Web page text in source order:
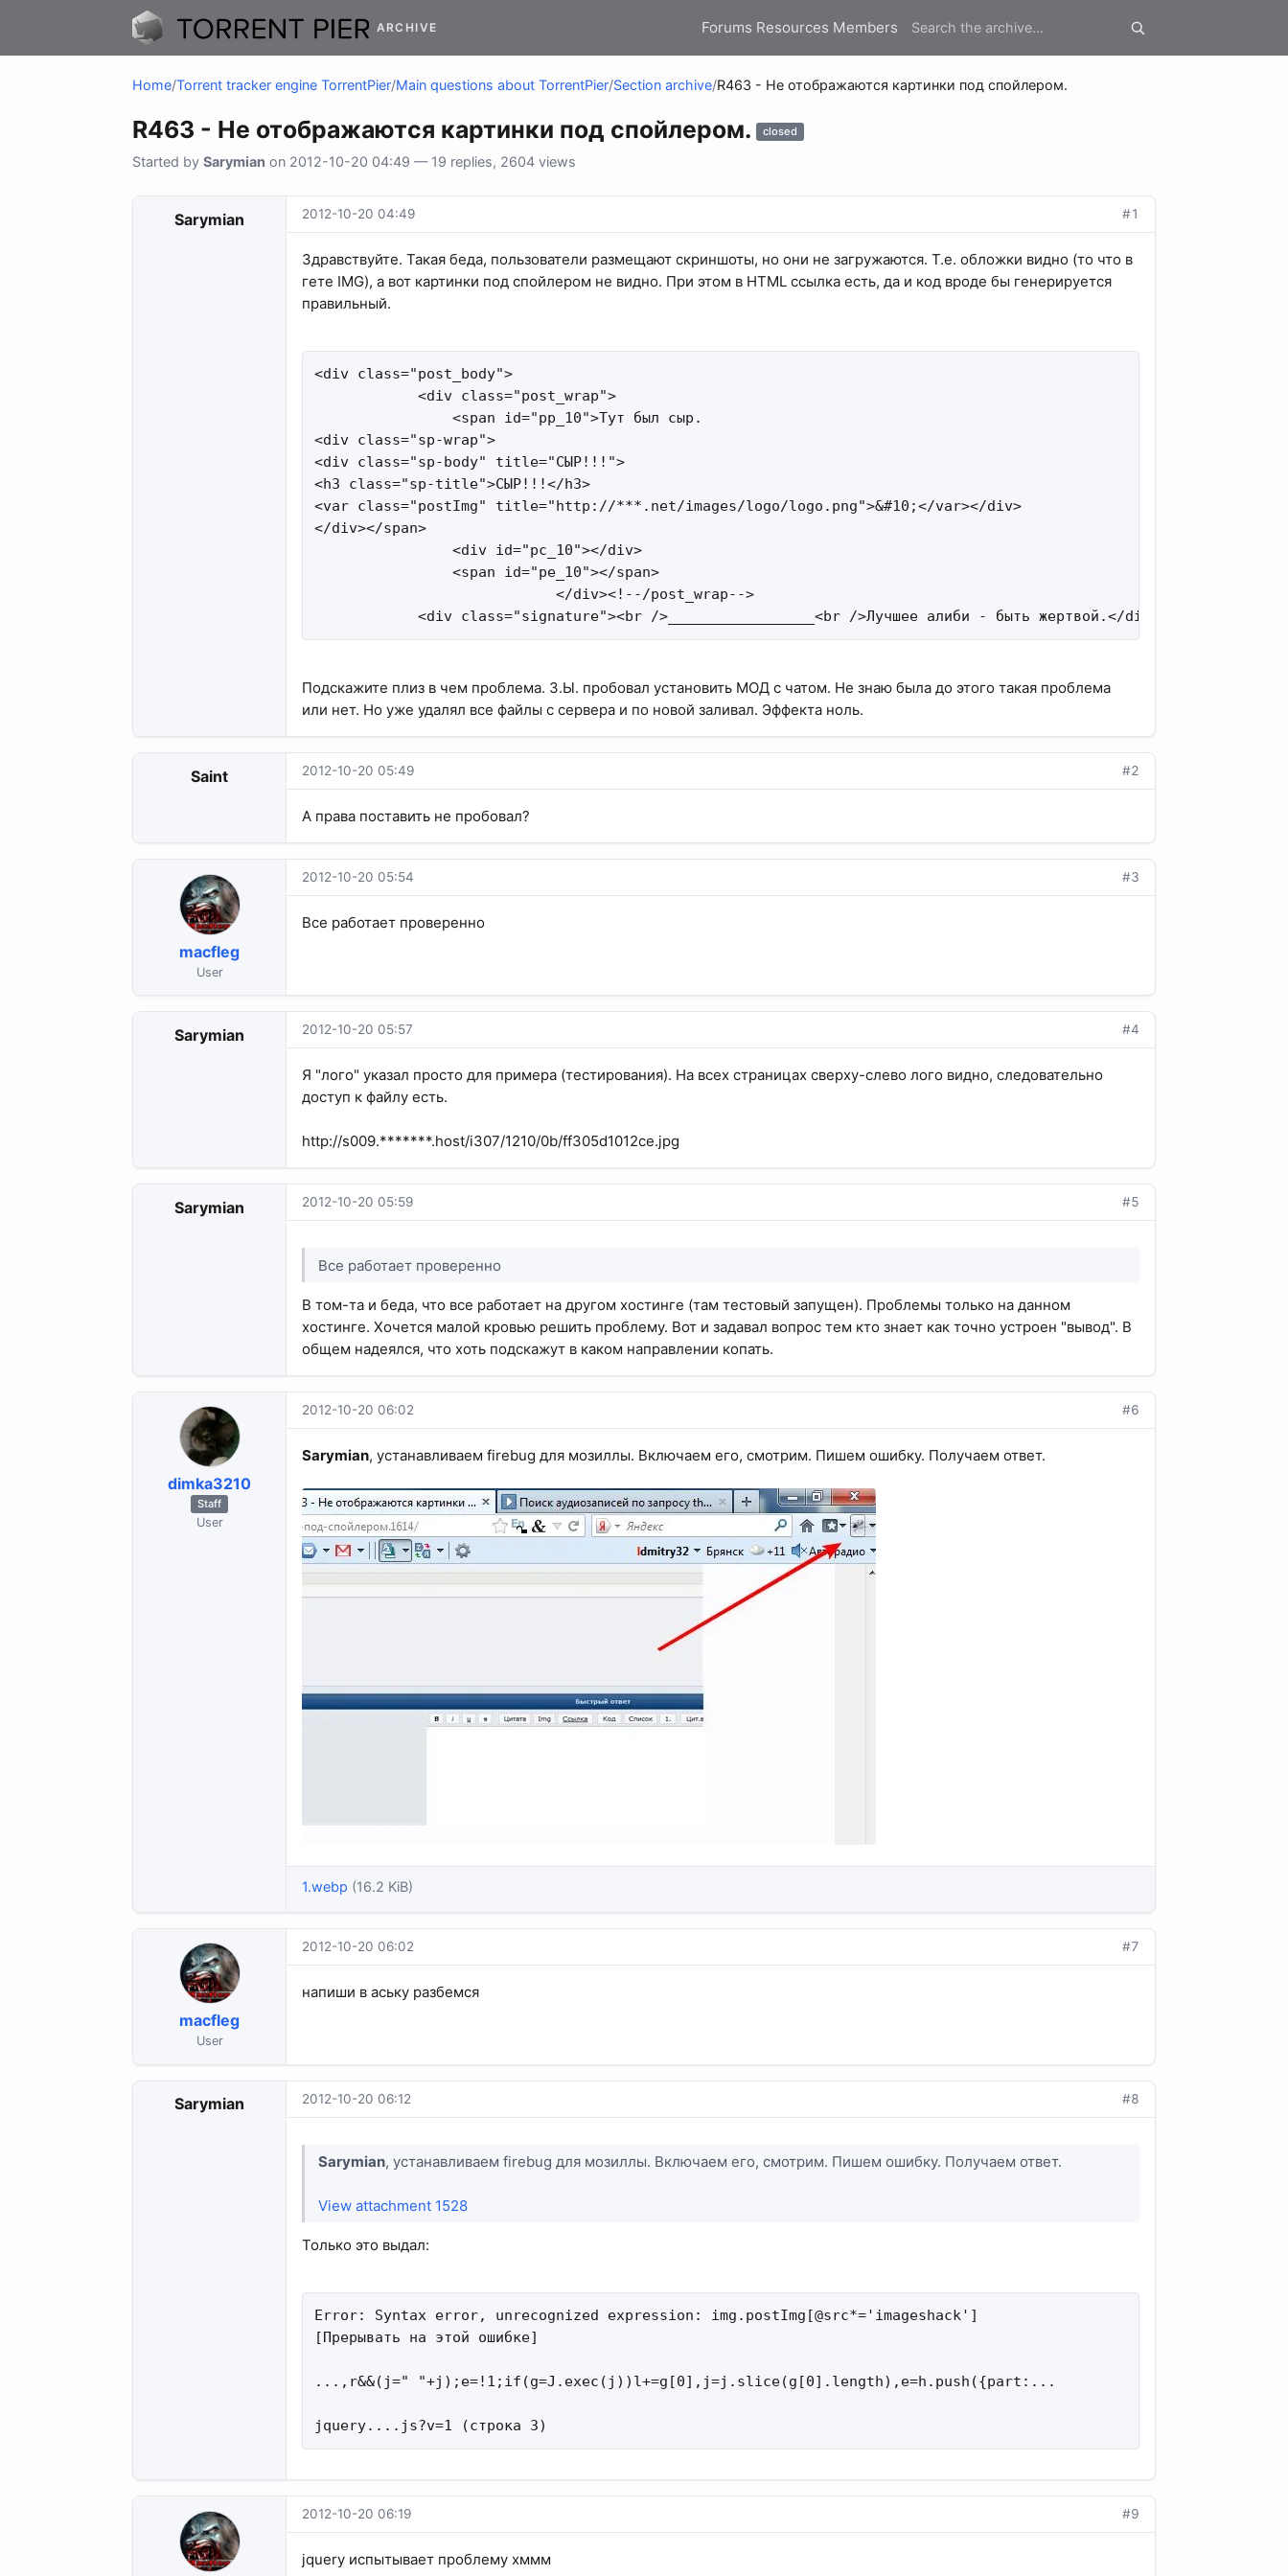
ARCHIVE Forums Resources Members
Home/Torrent tracker engine TorrentPier/Main questions about TorrentPier/Section archive/R463 - Не отображаются картинки под спойлером.
R463 - Не отображаются картинки под спойлером. closed
Started by Sarymian on 2012-10-20 04:49 — 19 replies, 2604 views
Sarymian 2012-10-20 04:49 #1
Здравствуйте. Такая беда, пользователи размещают скриншоты, но они не загружаются. Т.е. обложки видно (то что в
гете IMG), а вот картинки под спойлером не видно. При этом в HTML ссылка есть, да и код вроде бы генерируется
правильный.
<div class="post_body">
            <div class="post_wrap">
                <span id="pp_10">Тут был сыр.
<div class="sp-wrap">
<div class="sp-body" title="СЫР!!!">
<h3 class="sp-title">СЫР!!!</h3>
<var class="postImg" title="http://***.net/images/logo/logo.png">&#10;</var></div>
</div></span>
                <div id="pc_10"></div>
                <span id="pe_10"></span>
                            </div><!--/post_wrap-->
<div class="signature"><br />_________________<br />Лучшее алиби - быть жертвой.</div>
Подскажите плиз в чем проблема. З.Ы. пробовал установить МОД с чатом. Не знаю была до этого такая проблема
или нет. Но уже удалял все файлы с сервера и по новой заливал. Эффекта ноль.
Saint 2012-10-20 05:49 #2
А права поставить не пробовал?
macfleg
User
2012-10-20 05:54 #3
Все работает проверенно
Sarymian 2012-10-20 05:57 #4
Я "лого" указал просто для примера (тестирования). На всех страницах сверху-слево лого видно, следовательно
доступ к файлу есть.
http://s009.*******.host/i307/1210/0b/ff305d1012ce.jpg
Sarymian 2012-10-20 05:59 #5
Все работает проверенно
В том-та и беда, что все работает на другом хостинге (там тестовый запущен). Проблемы только на данном
хостинге. Хочется малой кровью решить проблему. Вот и задавал вопрос тем кто знает как точно устроен "вывод". В
общем надеялся, что хоть подскажут в каком направлении копать.
dimka3210
Staff
User
2012-10-20 06:02 #6
Sarymian, устанавливаем firebug для мозиллы. Включаем его, смотрим. Пишем ошибку. Получаем ответ.
1.webp (16.2 KiB)
macfleg
User
2012-10-20 06:02 #7
напиши в аську разбемся
Sarymian 2012-10-20 06:12 #8
Sarymian, устанавливаем firebug для мозиллы. Включаем его, смотрим. Пишем ошибку. Получаем ответ.
View attachment 1528
Только это выдал:
Error: Syntax error, unrecognized expression: img.postImg[@src*='imageshack']
[Прерывать на этой ошибке]
...,r&&(j=" "+j);e=!1;if(g=J.exec(j))l+=g[0],j=j.slice(g[0].length),e=h.push({part:...
jquery....js?v=1 (строка 3)
2012-10-20 06:19 #9
jquery испытывает проблему хммм